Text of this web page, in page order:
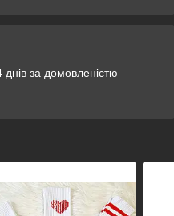
за домовленістю